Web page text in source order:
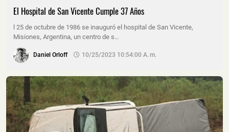
El Hospital de San Vicente Cumple 37 Años
l 25 de octubre de 1986 se inauguró el hospital de San Vicente,
Misiones, Argentina, un centro de s…
Daniel Orloff 10/25/2023 10:54:00 A. M.